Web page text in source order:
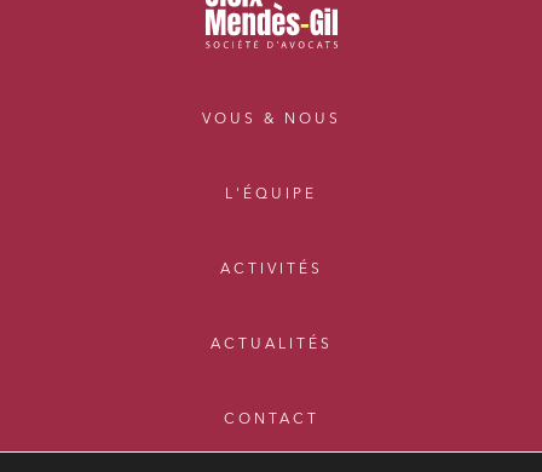
VOUS & NOUS
L'ÉQUIPE
ACTIVITÉS
ACTUALITÉS
CONTACT